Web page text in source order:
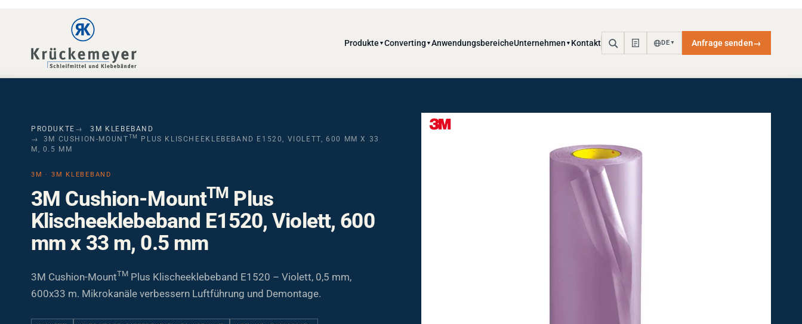
Kontakt DE
3M CUSHION-MOUNTTM PLUS KLISCHEEKLEBEBAND E1520, VIOLETT, 600 MM X 33
M, 0.5 MM
3M Cushion-MountTM Plus
Klischeeklebeband E1520, Violett, 600
mm x 33 m, 0.5 mm
3M Cushion-MountTM Plus Klischeeklebeband E1520 – Violett, 0,5 mm,
600x33 m. Mikrokanäle verbessern Luftführung und Demontage.
VIOLETT KLEBSTOFF: DIFFERENZIELLES ACRYLAT ART.-NR. 7100330871